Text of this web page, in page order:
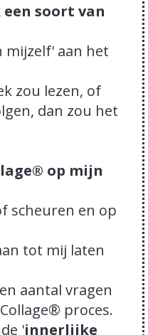
soort van
mijzelf' aan het
zou lezen, of
dan zou het
op mijn
scheuren en op
tot mij laten
aantal vragen
proces.
'innerlijke